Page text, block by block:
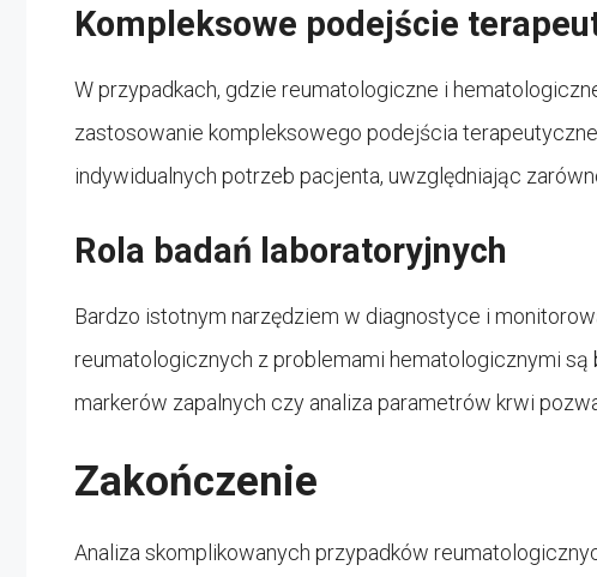
Kompleksowe podejście
W przypadkach, gdzie reumatologiczne i
zastosowanie kompleksowego podejścia
indywidualnych potrzeb pacjenta, uwzględniając
Rola badań laboratoryjnych
Bardzo istotnym narzędziem w diagnostyce i
reumatologicznych z problemami hematologicznymi są
markerów zapalnych czy analiza parametrów krwi
Zakończenie
Analiza skomplikowanych przypadków